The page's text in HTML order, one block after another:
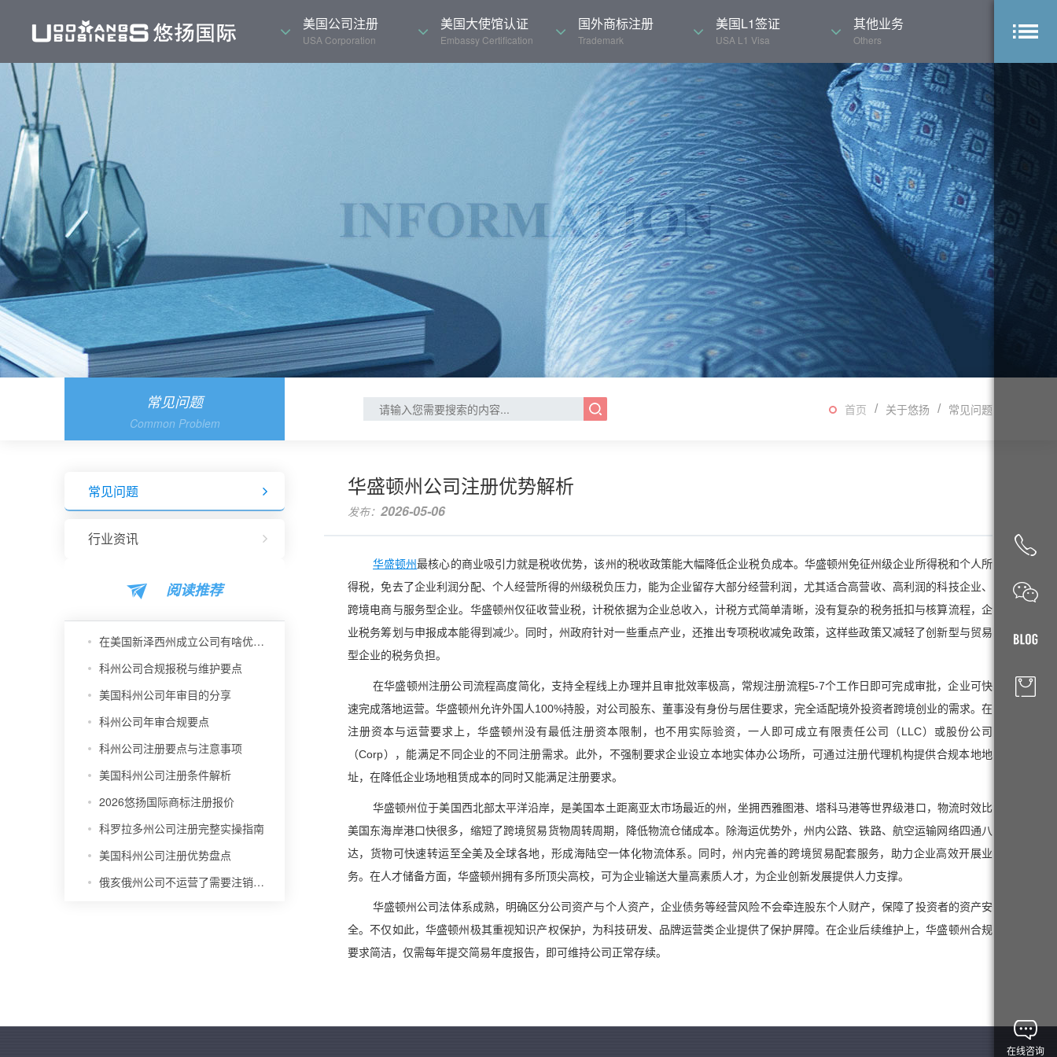
美国公司注册
USA Corporation
美国大使馆认证
Embassy Certification
国外商标注册
Trademark
美国L1签证
USA L1 Visa
其他业务
Others
常见问题
Common Problem
首页 关于悠扬 常见问题
常见问题
行业资讯
阅读推荐
在美国新泽西州成立公司有啥优势？
科州公司合规报税与维护要点
美国科州公司年审目的分享
科州公司年审合规要点
科州公司注册要点与注意事项
美国科州公司注册条件解析
2026悠扬国际商标注册报价
科罗拉多州公司注册完整实操指南
美国科州公司注册优势盘点
俄亥俄州公司不运营了需要注销吗？
华盛顿州公司注册优势解析
发布： 2026-05-06
华盛顿州最核心的商业吸引力就是税收优势，该州的税收政策能大幅降低企业税负成本。华盛顿州免征州级企业所得税和个人所
得税，免去了企业利润分配、个人经营所得的州级税负压力，能为企业留存大部分经营利润，尤其适合高营收、高利润的科技企业、
跨境电商与服务型企业。华盛顿州仅征收营业税，计税依据为企业总收入，计税方式简单清晰，没有复杂的税务抵扣与核算流程，企
业税务筹划与申报成本能得到减少。同时，州政府针对一些重点产业，还推出专项税收减免政策，这样些政策又减轻了创新型与贸易
型企业的税务负担。
在华盛顿州注册公司流程高度简化，支持全程线上办理并且审批效率极高，常规注册流程5-7个工作日即可完成审批，企业可快
速完成落地运营。华盛顿州允许外国人100%持股，对公司股东、董事没有身份与居住要求，完全适配境外投资者跨境创业的需求。在
注册资本与运营要求上，华盛顿州没有最低注册资本限制，也不用实际验资，一人即可成立有限责任公司（LLC）或股份公司
（Corp），能满足不同企业的不同注册需求。此外，不强制要求企业设立本地实体办公场所，可通过注册代理机构提供合规本地地
址，在降低企业场地租赁成本的同时又能满足注册要求。
华盛顿州位于美国西北部太平洋沿岸，是美国本土距离亚太市场最近的州，坐拥西雅图港、塔科马港等世界级港口，物流时效比
美国东海岸港口快很多，缩短了跨境贸易货物周转周期，降低物流仓储成本。除海运优势外，州内公路、铁路、航空运输网络四通八
达，货物可快速转运至全美及全球各地，形成海陆空一体化物流体系。同时，州内完善的跨境贸易配套服务，助力企业高效开展业
务。在人才储备方面，华盛顿州拥有多所顶尖高校，可为企业输送大量高素质人才，为企业创新发展提供人力支撑。
华盛顿州公司法体系成熟，明确区分公司资产与个人资产，企业债务等经营风险不会牵连股东个人财产，保障了投资者的资产安
全。不仅如此，华盛顿州极其重视知识产权保护，为科技研发、品牌运营类企业提供了保护屏障。在企业后续维护上，华盛顿州合规
要求简洁，仅需每年提交简易年度报告，即可维持公司正常存续。
在线咨询